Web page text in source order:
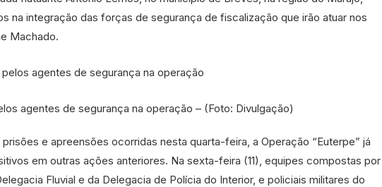
na integração das forças de segurança de fiscalização que irão atuar nos
Machado.
agentes de segurança na operação – (Foto: Divulgação)
prisões e apreensões ocorridas nesta quarta-feira, a Operação “Euterpe” já
em outras ações anteriores. Na sexta-feira (11), equipes compostas por
Fluvial e da Delegacia de Polícia do Interior, e policiais militares do